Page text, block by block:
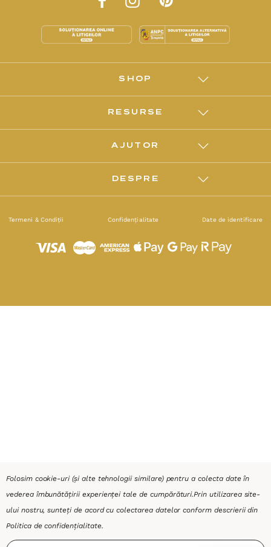
SHOP
RESURSE
AJUTOR
DESPRE
Termeni & Condiții Confidențialitate Date de identificare
Folosim cookie-uri (și alte tehnologii similare) pentru a colecta date în
vederea îmbunătățirii experienței tale de cumpărături.Prin utilizarea site-
ului nostru, sunteți de acord cu colectarea datelor conform descrierii din
Politica de confidențialitate.